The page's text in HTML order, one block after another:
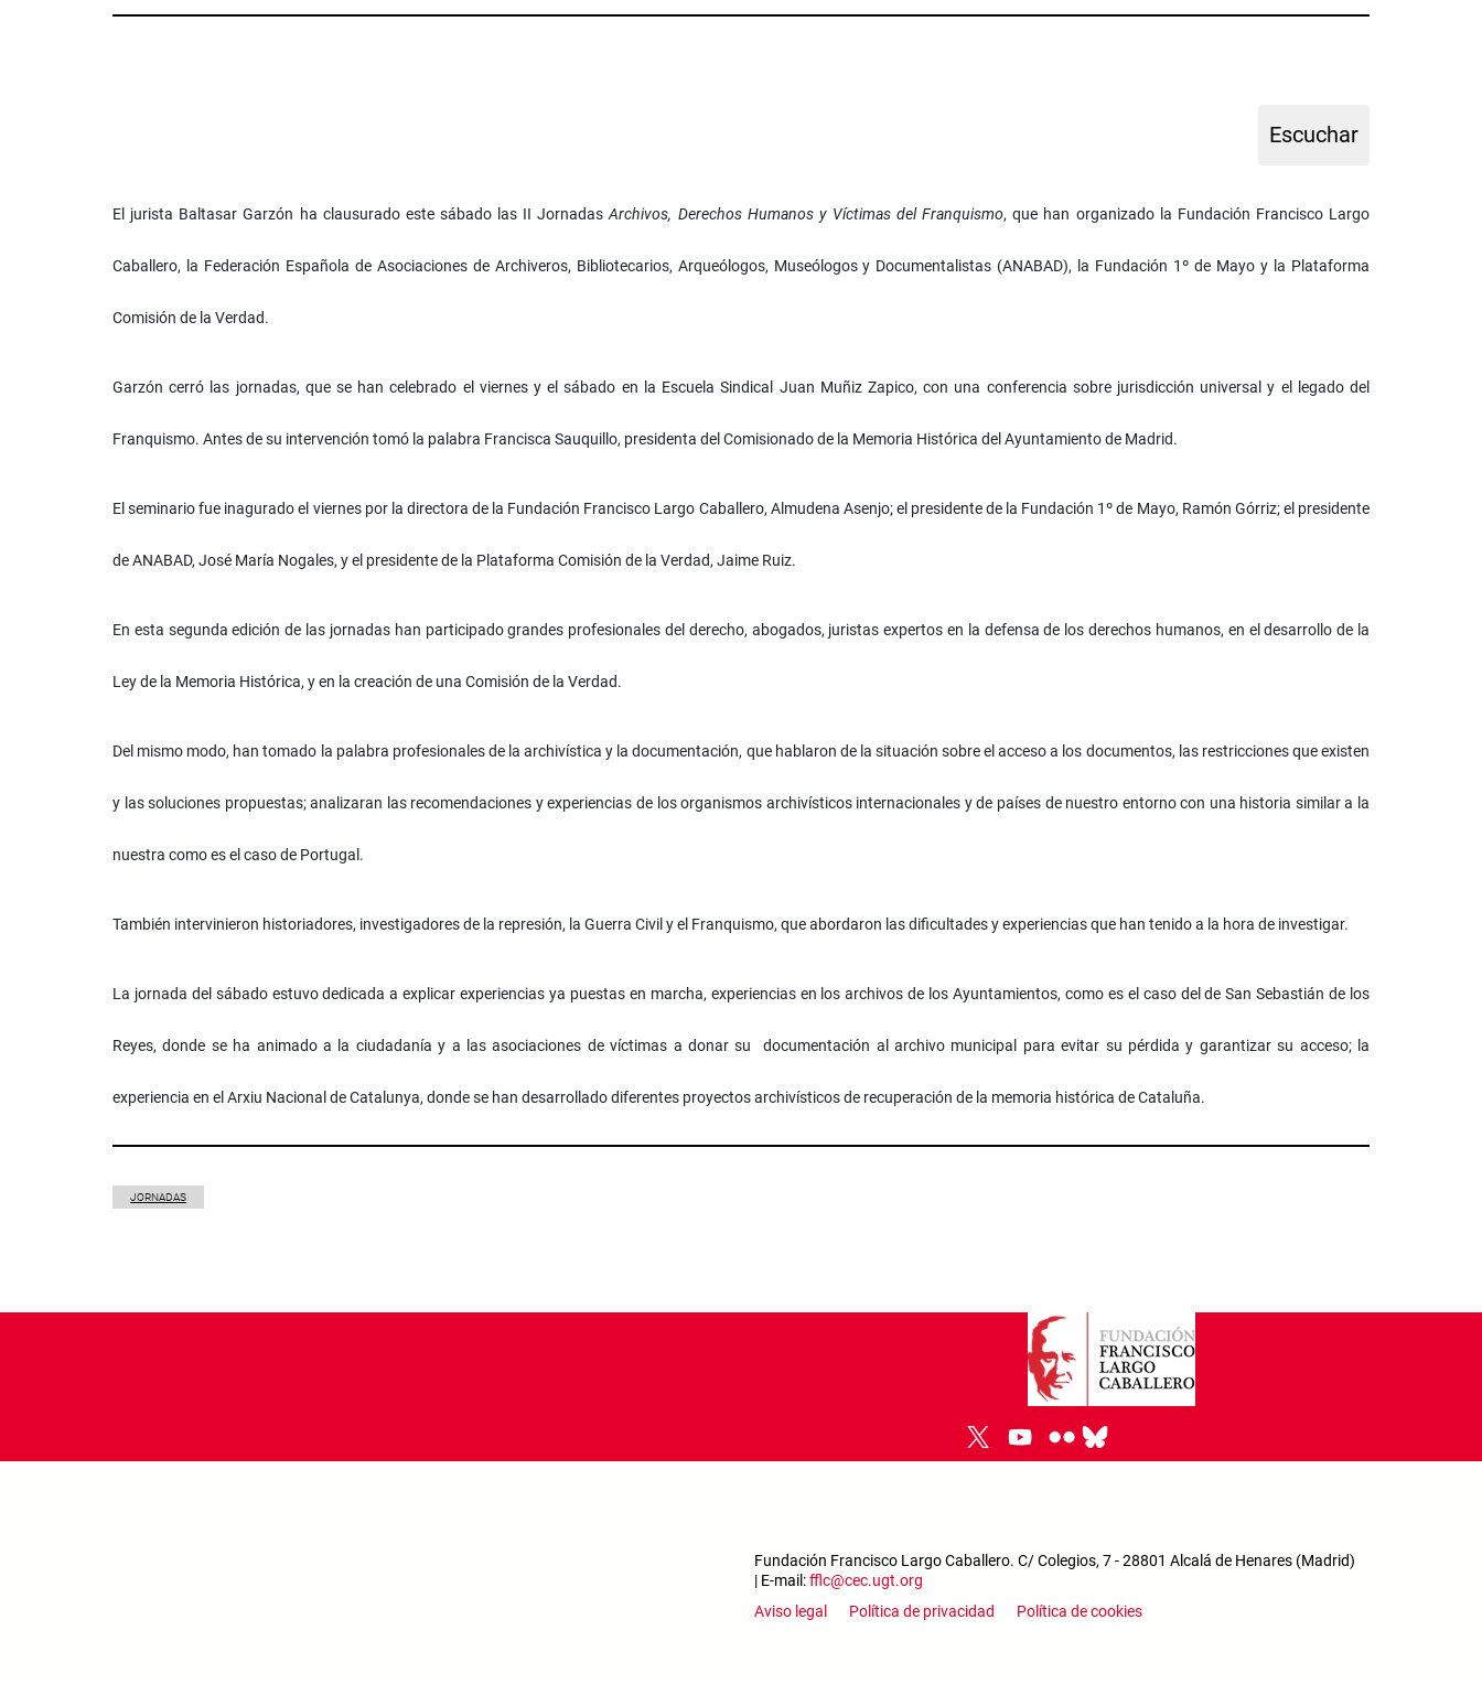
El jurista Baltasar Garzón ha clausurado este sábado las II JornadasArchivos, Derechos Humanos y Víctimas del Franquismo, que han organizado l a Fundación Francisco Largo
Caballero, la Federación Española de Asociaciones de Archiveros, Bibliotecarios, Arqueólogos, Museólogos y Documentalistas (ANABAD), la Fundación 1º de Mayo y la Plataforma
Comisión de la Verdad.
Garzón cerró las jornadas, que se han celebrado el viernes y el sábado en la Escuela Sindical Juan Muñiz Zapico, con una conferencia sobre jurisdicción universal y el legado del
Franquismo. Antes de su intervención tomó la palabra Francisca Sauquillo, presidenta del Comisionado de la Memoria Histórica del Ayuntamiento de Madrid.
El seminario fue inagurado el viernes por la directora de la Fundación Francisco Largo Caballero, Almudena Asenjo; el presidente de la Fundación 1º de Mayo, Ramón Górriz; el presidente
de ANABAD, José María Nogales, y el presidente de la Plataforma Comisión de la Verdad, Jaime Ruiz.
En esta segunda edición de las jornadas han participado grandes profesionales del derecho, abogados, juristas expertos en la defensa de los derechos humanos, en el desarrollo de la
Ley de la Memoria Histórica, y en la creación de una Comisión de la Verdad.
Del mismo modo, han tomado la palabra profesionales de la archivística y la documentación, que hablaron de la situación sobre el acceso a los documentos, las restricciones que existen
y las soluciones propuestas; analizaran las recomendaciones y experiencias de los organismos archivísticos internacionales y de países de nuestro entorno con una historia similar a la
nuestra como es el caso de Portugal.
También intervinieron historiadores, investigadores de la represión, la Guerra Civil y el Franquismo, que abordaron las dificultades y experiencias que han tenido a la hora de investigar.
La jornada del sábado estuvo dedicada a explicar experiencias ya puestas en marcha, experiencias en los archivos de los Ayuntamientos, como es el caso del de San Sebastián de los
Reyes, donde se ha animado a la ciudadanía y a las asociaciones de víctimas a donar su documentación al archivo municipal para evitar su pérdida y garantizar su acceso; la
experiencia en el Arxiu Nacional de Catalunya, donde se han desarrollado diferentes proyectos archivísticos de recuperación de la memoria histórica de Cataluña.
JORNADAS
Fundación Francisco Largo Caballero. C/ Colegios, 7 - 28801 Alcalá de Henares (Madrid)
| E-mail:fflc@cec.ugt.org
Footer menu
Aviso legal Política de privacidad Política de cookies